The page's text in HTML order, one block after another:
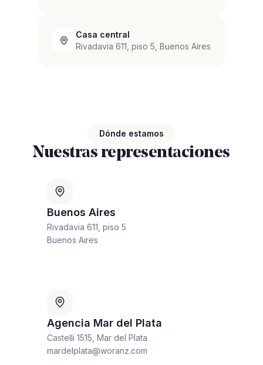
Casa central
Rivadavia 611, piso 5, Buenos Aires
Dónde estamos
Nuestras representaciones
Buenos Aires
Rivadavia 611, piso 5
Buenos Aires
Agencia Mar del Plata
Castelli 1515, Mar del Plata
mardelplata@woranz.com